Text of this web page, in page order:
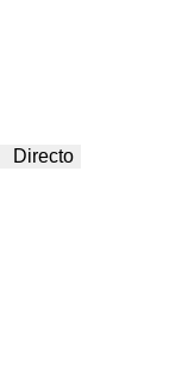
Directo